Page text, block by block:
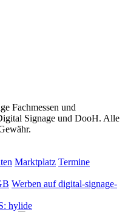
Fachmessen und
Signage und DooH. Alle
Marktplatz Termine
Werben auf digital-signage-
hylide